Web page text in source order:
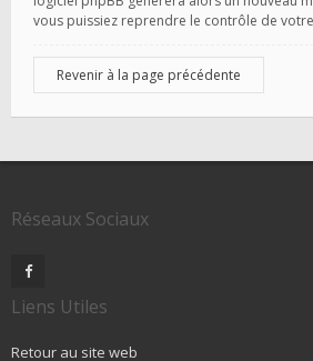
vous puissiez reprendre le contrôle de
Revenir à la page précédente
Réseaux Sociaux
Liens Utiles
Retour au site web